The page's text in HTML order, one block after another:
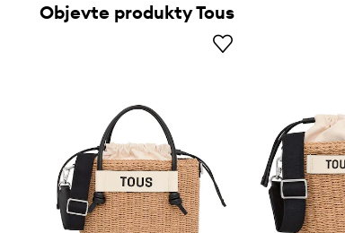
Objevte produkty Tous